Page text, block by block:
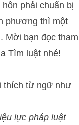
phải chuẩn bị
phương thì một
Mời bạn đọc tham
Tìm luật nhé!
thích từ ngữ như
lực pháp luật